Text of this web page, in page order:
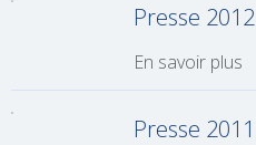
Presse 2012
En savoir plus
Presse 2011